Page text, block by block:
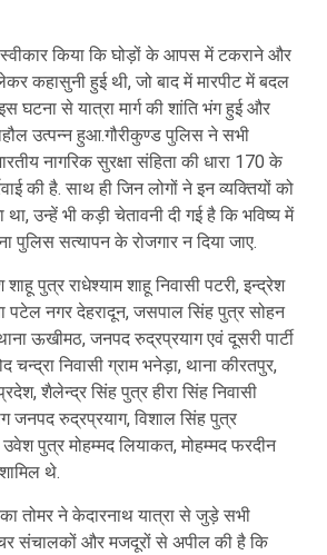
किया कि घोड़ों के आपस में टकराने और
कहासुनी हुई थी, जो बाद में मारपीट में बदल
घटना से यात्रा मार्ग की शांति भंग हुई और
उत्पन्न हुआ.गौरीकुण्ड पुलिस ने सभी
नागरिक सुरक्षा संहिता की धारा 170 के
की है. साथ ही जिन लोगों ने इन व्यक्तियों को
था, उन्हें भी कड़ी चेतावनी दी गई है कि भविष्य में
पुलिस सत्यापन के रोजगार न दिया जाए.
शाहू पुत्र राधेश्याम शाहू निवासी पटरी, इन्द्रेश
पटेल नगर देहरादून, जसपाल सिंह पुत्र सोहन
ऊखीमठ, जनपद रुद्रप्रयाग एवं दूसरी पार्टी
चन्द्रा निवासी ग्राम भनेड़ा, थाना कीरतपुर,
शैलेन्द्र सिंह पुत्र हीरा सिंह निवासी
जनपद रुद्रप्रयाग, विशाल सिंह पुत्र
पुत्र मोहम्मद लियाकत, मोहम्मद फरदीन
थे.
तोमर ने केदारनाथ यात्रा से जुड़े सभी
संचालकों और मजदूरों से अपील की है कि